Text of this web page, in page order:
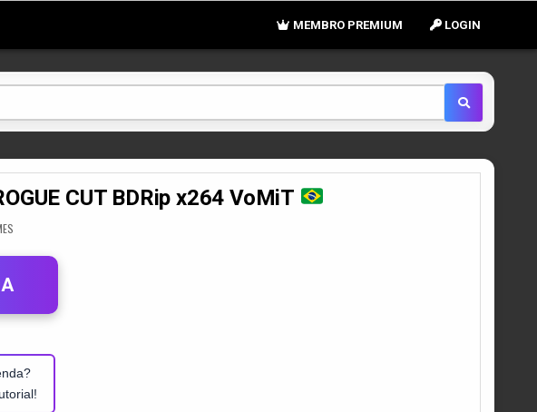
LOGIN
MEMBRO PREMIUM
CUT BDRip x264 VoMiT